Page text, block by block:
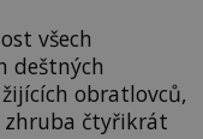
všech
deštných
obratlovců,
zhruba čtyřikrát